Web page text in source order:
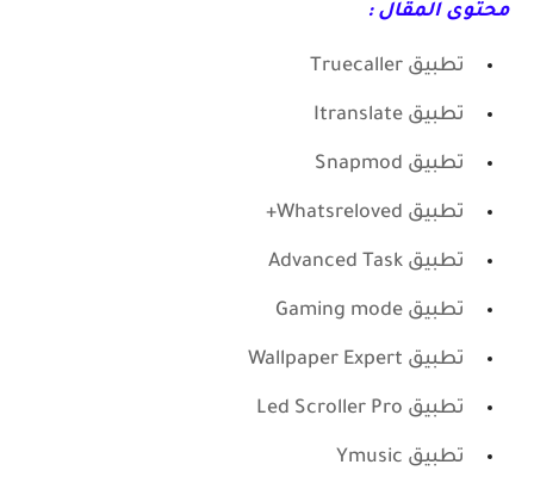
محتوى المقال :
تطبيق Truecaller
تطبيق Itranslate
تطبيق Snapmod
تطبيق Whatsreloved+
تطبيق Advanced Task
تطبيق Gaming mode
تطبيق Wallpaper Expert
تطبيق Led Scroller Pro
تطبيق Ymusic